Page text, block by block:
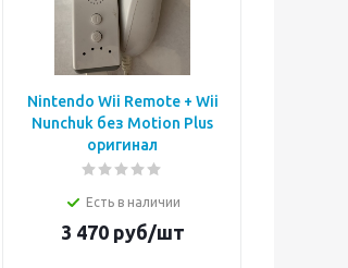
Nintendo Wii Remote + Wii
Nunchuk без Motion Plus
оригинал
Есть в наличии
3 470руб/шт